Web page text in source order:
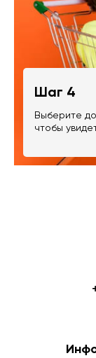
Шаг 4
Выберите
чтобы